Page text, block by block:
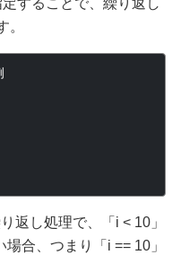
。
返し処理で、「i < 10」
合、つまり「i == 10」